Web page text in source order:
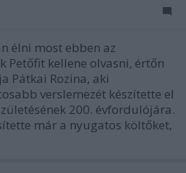
élni most ebben az
Petőfit kellene olvasni, értőn
Pátkai Rozina, aki
verslemezét készítette el
200. évfordulójára.
már a nyugatos költőket,